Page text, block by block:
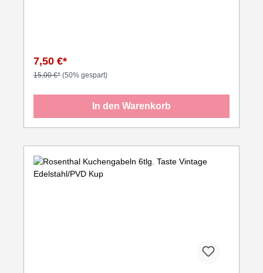
7,50 €*
15,00 €* (50% gespart)
In den Warenkorb